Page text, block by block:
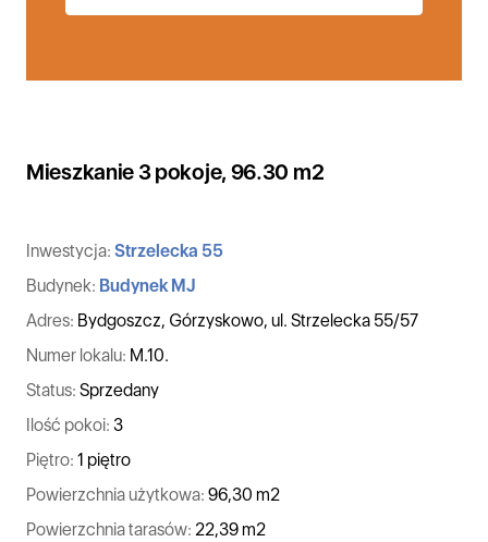
Mieszkanie 3 pokoje, 96.30 m2
Inwestycja: Strzelecka 55
Budynek: Budynek MJ
Adres: Bydgoszcz, Górzyskowo, ul. Strzelecka 55/57
Numer lokalu: M.10.
Status: Sprzedany
Ilość pokoi: 3
Piętro: 1 piętro
Powierzchnia użytkowa: 96,30 m2
Powierzchnia tarasów: 22,39 m2